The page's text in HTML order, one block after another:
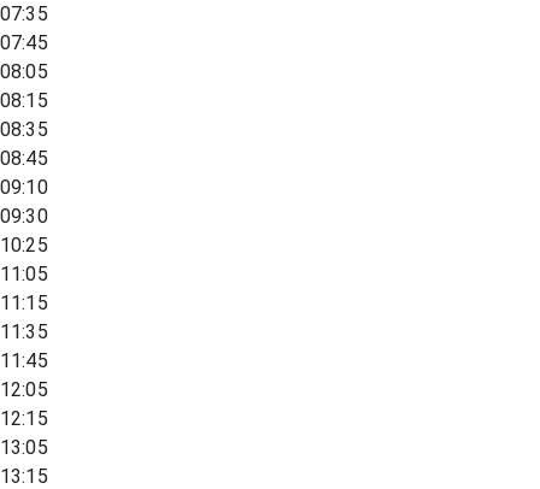
07:35
07:45
08:05
08:15
08:35
08:45
09:10
09:30
10:25
11:05
11:15
11:35
11:45
12:05
12:15
13:05
13:15